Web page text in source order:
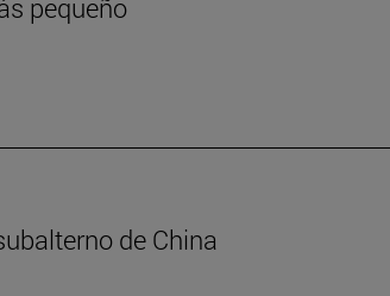
pequeño
de China